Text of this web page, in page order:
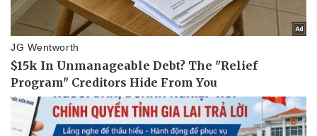
Bóng đá
Lịch thi đấu bóng đá
Thế giới thể thao
Hậu trường
Ô tô
Xe máy